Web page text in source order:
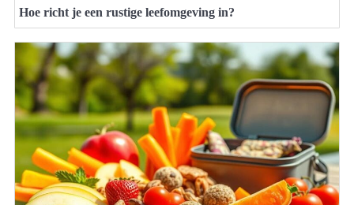
Hoe richt je een rustige leefomgeving in?